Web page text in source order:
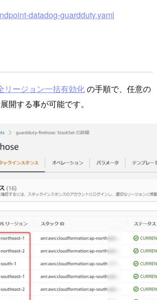
datadog-guardduty.yaml
リージョン一括有効化の手順で、任意の
開する事が可能です。